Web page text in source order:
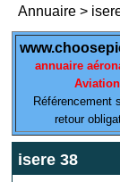
Annuaire >
annuaire
Aviation
Référencement
retour
isere 38